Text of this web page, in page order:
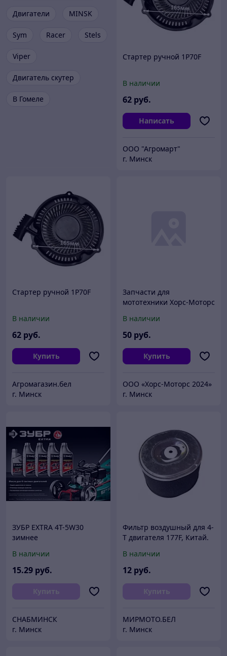
Двигатели MINSK
Sym Racer Stels
Viper
Двигатель скутер
В Гомеле
Стартер ручной 1P70F
В наличии
62 руб.
Написать
ООО "Агромарт"
г. Минск
Стартер ручной 1P70F
В наличии
62 руб.
Купить
Агромагазин.бел
г. Минск
Запчасти для
мототехники Хорс-Моторс
49Т (4х90х58 золотая)
MM3 Z150 028-10
товарный знак
В наличии
50 руб.
Купить
ООО «Хорс-Моторс 2024»
г. Минск
ЗУБР EXTRA 4Т-5W30
зимнее
для 4-тактных
двигателей, 1 л
В наличии
15.29 руб.
Купить
СНАБМИНСК
г. Минск
Фильтр воздушный для 4-
Т двигателя 177F, Китай.
В наличии
12 руб.
Купить
МИРМОТО.БЕЛ
г. Минск